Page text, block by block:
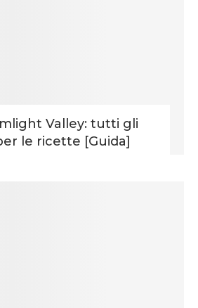
Valley: tutti gli
le ricette [Guida]